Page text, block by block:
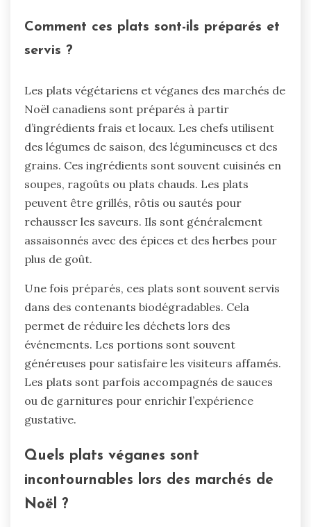
Comment ces plats sont-ils préparés et
servis ?
Les plats végétariens et véganes des marchés de
Noël canadiens sont préparés à partir
d’ingrédients frais et locaux. Les chefs utilisent
des légumes de saison, des légumineuses et des
grains. Ces ingrédients sont souvent cuisinés en
soupes, ragoûts ou plats chauds. Les plats
peuvent être grillés, rôtis ou sautés pour
rehausser les saveurs. Ils sont généralement
assaisonnés avec des épices et des herbes pour
plus de goût.
Une fois préparés, ces plats sont souvent servis
dans des contenants biodégradables. Cela
permet de réduire les déchets lors des
événements. Les portions sont souvent
généreuses pour satisfaire les visiteurs affamés.
Les plats sont parfois accompagnés de sauces
ou de garnitures pour enrichir l’expérience
gustative.
Quels plats véganes sont
incontournables lors des marchés de
Noël ?